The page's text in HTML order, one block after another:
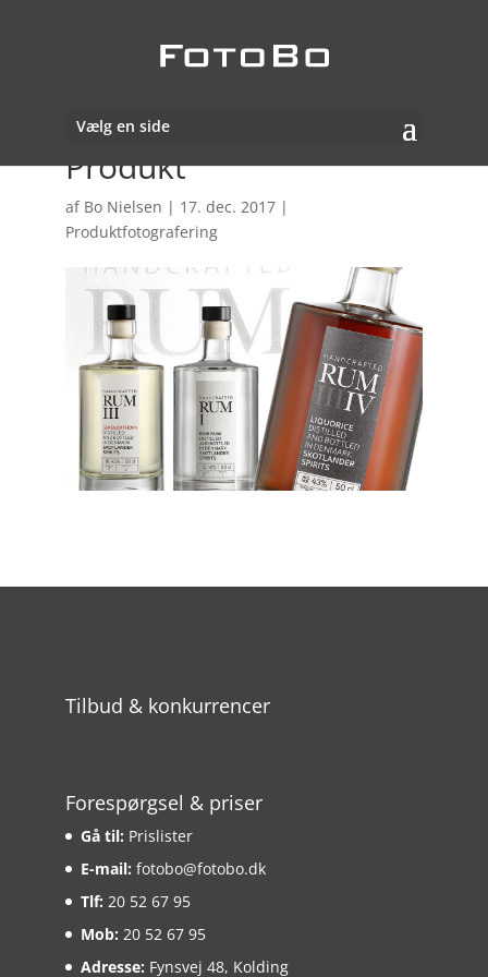
Vælg en side
Produkt
af Bo Nielsen | 17. dec. 2017|
Produktfotografering
Tilbud & konkurrencer
Forespørgsel & priser
Gå til: Prislister
E-mail: fotobo@fotobo.dk
Tlf: 20 52 67 95
Mob: 20 52 67 95
Adresse: Fynsvej 48, Kolding